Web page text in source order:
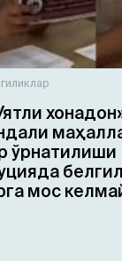
ўрнатилиши
мос